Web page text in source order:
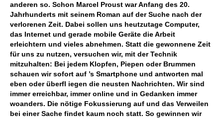
anderen so. Schon Marcel Proust war Anfang des 20.
Jahrhunderts mit seinem Roman auf der Suche nach der
verlorenen Zeit. Dabei sollen uns heutzutage Computer,
das Internet und gerade mobile Geräte die Arbeit
erleichtern und vieles abnehmen. Statt die gewonnene Zeit
für uns zu nutzen, versuchen wir, mit der Technik
mitzuhalten: Bei jedem Klopfen, Piepen oder Brummen
schauen wir sofort auf ’s Smartphone und antworten mal
eben oder überfl iegen die neusten Nachrichten. Wir sind
immer erreichbar, immer online und in Gedanken immer
woanders. Die nötige Fokussierung auf und das Verweilen
bei einer Sache findet kaum noch statt. So gewinnen wir